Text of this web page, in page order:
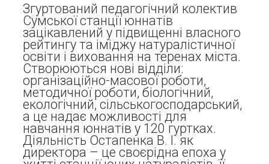
Згуртований педагогічний колектив
Сумської станції юннатів
зацікавлений у підвищенні власного
рейтингу та іміджу натуралістичної
освіти і виховання на теренах міста.
Створюються нові відділи:
організаційно-масової роботи,
методичної роботи, біологічний,
екологічний, сільськогосподарський,
а це надає можливості для
навчання юннатів у 120 гуртках.
Діяльність Остапенка В. І. як
директора – це своєрідна епоха у